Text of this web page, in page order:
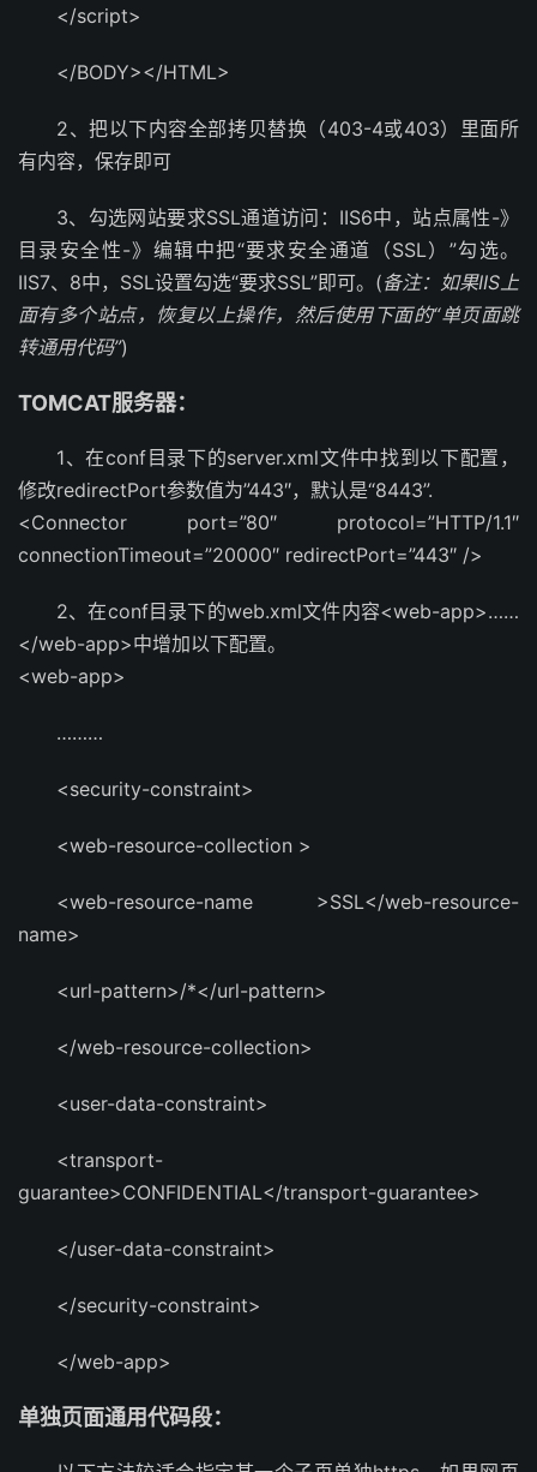
</script>
</BODY></HTML>
2、把以下内容全部拷贝替换（403-4或403）里面所
有内容，保存即可
3、勾选网站要求SSL通道访问：IIS6中，站点属性-》
目录安全性-》编辑中把“要求安全通道（SSL）”勾选。
IIS7、8中，SSL设置勾选“要求SSL”即可。(备注：如果IIS上
面有多个站点，恢复以上操作，然后使用下面的“单页面跳
转通用代码”)
TOMCAT服务器：
1、在conf目录下的server.xml文件中找到以下配置，
修改redirectPort参数值为”443″，默认是“8443”.
<Connector port=”80″ protocol=”HTTP/1.1″
connectionTimeout=”20000″ redirectPort=”443″ />
2、在conf目录下的web.xml文件内容<web-app>……
</web-app>中增加以下配置。
<web-app>
………
<security-constraint>
<web-resource-collection >
<web-resource-name >SSL</web-resource-
name>
<url-pattern>/*</url-pattern>
</web-resource-collection>
<user-data-constraint>
<transport-
guarantee>CONFIDENTIAL</transport-guarantee>
</user-data-constraint>
</security-constraint>
</web-app>
单独页面通用代码段：